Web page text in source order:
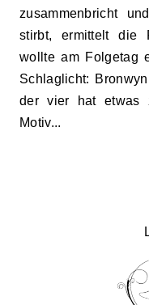
zusammenbricht
stirbt, ermittelt die
wollte am Folgetag
Schlaglicht:
der vier hat etwas
Motiv...